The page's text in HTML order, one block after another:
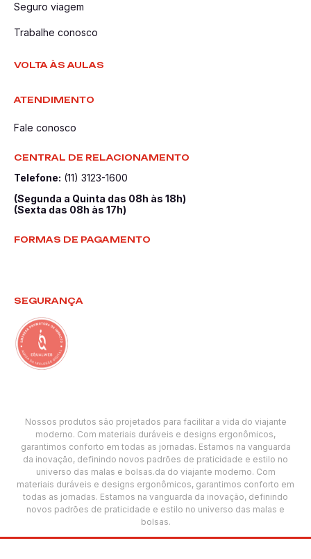
Seguro viagem
Trabalhe conosco
VOLTA ÀS AULAS
ATENDIMENTO
Fale conosco
CENTRAL DE RELACIONAMENTO
Telefone: (11) 3123-1600
(Segunda a Quinta das 08h às 18h)
(Sexta das 08h às 17h)
FORMAS DE PAGAMENTO
SEGURANÇA
Nossos produtos são projetados para facilitar a vida do viajante
moderno. Com materiais duráveis e designs ergonômicos,
garantimos conforto em todas as jornadas. Estamos na vanguarda
da inovação, definindo novos padrões de praticidade e estilo no
universo das malas e bolsas.da do viajante moderno. Com
materiais duráveis e designs ergonômicos, garantimos conforto em
todas as jornadas. Estamos na vanguarda da inovação, definindo
novos padrões de praticidade e estilo no universo das malas e
bolsas.